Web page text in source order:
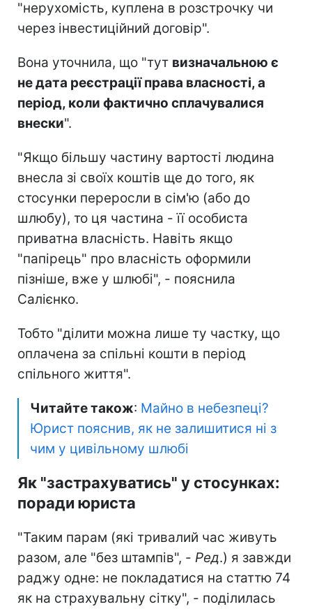
"нерухомість, куплена в розстрочку чи
через інвестиційний договір".
Вона уточнила, що "тут визначальною є
не дата реєстрації права власності, а
період, коли фактично сплачувалися
внески".
"Якщо більшу частину вартості людина
внесла зі своїх коштів ще до того, як
стосунки переросли в сім'ю (або до
шлюбу), то ця частина - її особиста
приватна власність. Навіть якщо
"папірець" про власність оформили
пізніше, вже у шлюбі", - пояснила
Салієнко.
Тобто "ділити можна лише ту частку, що
оплачена за спільні кошти в період
спільного життя".
Читайте також: Майно в небезпеці?
Юрист пояснив, як не залишитися ні з
чим у цивільному шлюбі
Як "застрахуватись" у стосунках:
поради юриста
"Таким парам (які тривалий час живуть
разом, але "без штампів", - Ред.) я завжди
раджу одне: не покладатися на статтю 74
як на страхувальну сітку", - поділилась